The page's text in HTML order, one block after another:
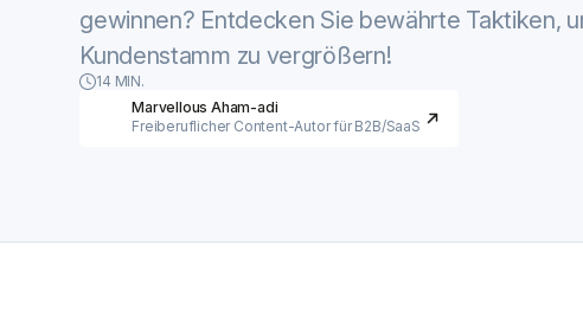
gewinnen? Entdecken Sie bewährte Taktiken,
Kundenstamm zu vergrößern!
14 MIN.
Marvellous Aham-adi
Freiberuflicher Content-Autor für B2B/SaaS